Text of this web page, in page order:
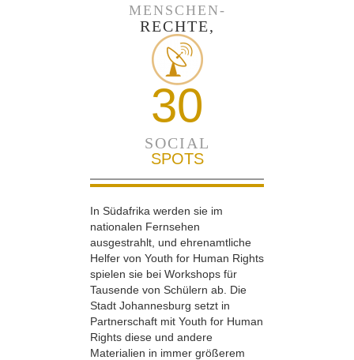
MENSCHEN-
RECHTE,
30
SOCIAL
SPOTS
In Südafrika werden sie im
nationalen Fernsehen
ausgestrahlt, und ehrenamtliche
Helfer von Youth for Human Rights
spielen sie bei Workshops für
Tausende von Schülern ab. Die
Stadt Johannesburg setzt in
Partnerschaft mit Youth for Human
Rights diese und andere
Materialien in immer größerem